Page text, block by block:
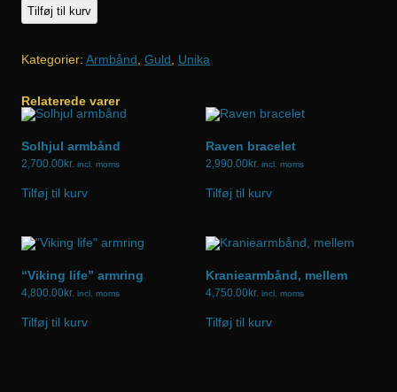
Guld
perler
Tilføj til kurv
Kategorier: Armbånd Guld Unika
Relaterede varer
Solhjul armbånd
2,700.00kr. incl. moms
Tilføj til kurv
Raven bracelet
2,990.00kr. incl. moms
Tilføj til kurv
“Viking life” armring
4,800.00kr. incl. moms
Tilføj til kurv
Kraniearmbånd, mellem
4,750.00kr. incl. moms
Tilføj til kurv